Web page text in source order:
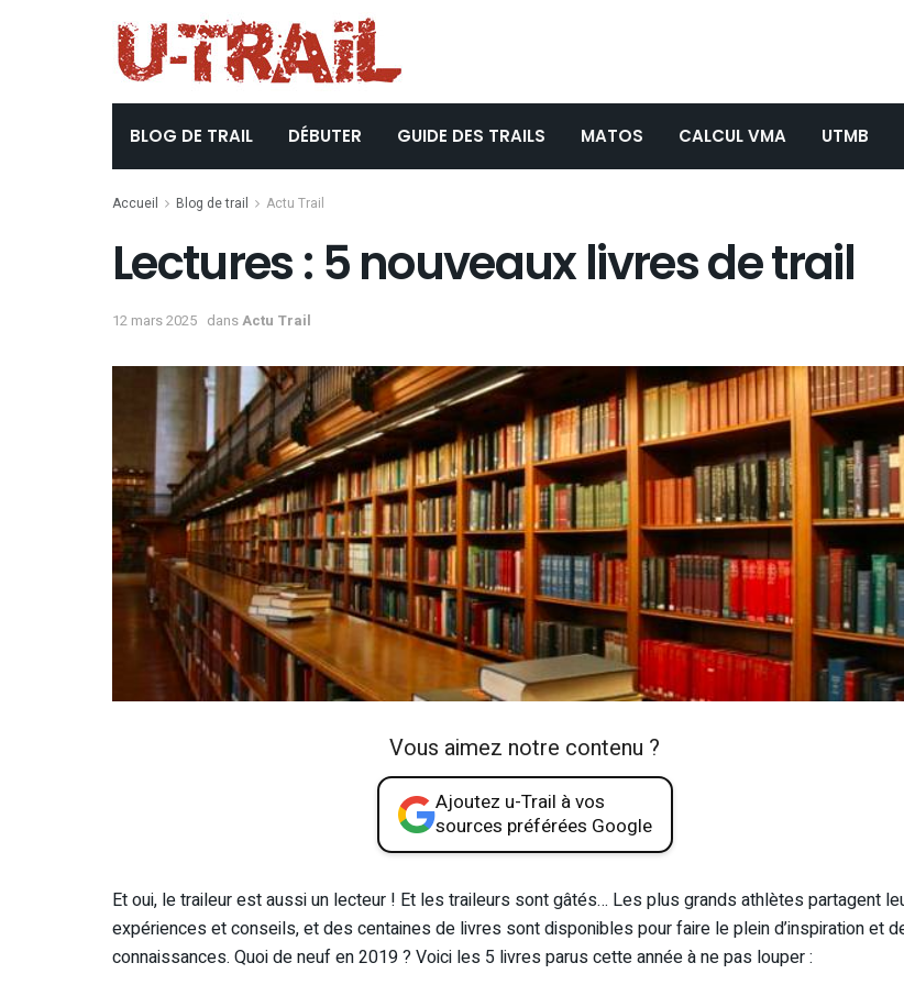
BLOG DE TRAIL DÉBUTER GUIDE DES TRAILS MATOS CALCUL VMA UTMB
Accueil Blog de trail Actu Trail
Lectures : 5 nouveaux livres de trail
12 mars 2025 dansActu Trail
Vous aimez notre contenu ?
Ajoutez u-Trail à vos
sources préférées Google
Et oui, le traileur est aussi un lecteur ! Et les traileurs sont gâtés… Les plus grands athlètes partagent
expériences et conseils, et des centaines de livres sont disponibles pour faire le plein d’inspiration et
connaissances. Quoi de neuf en 2019 ? Voici les 5 livres parus cette année à ne pas louper :